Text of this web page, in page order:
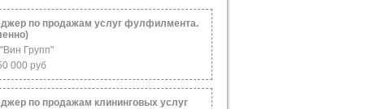
по продажам услуг фулфилмента.
Групп"
000 руб
по продажам клининговых услуг